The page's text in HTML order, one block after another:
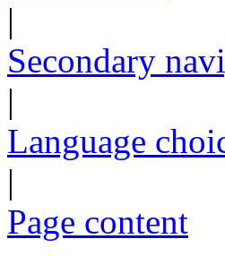
|
Secondary
|
Language
|
Page content